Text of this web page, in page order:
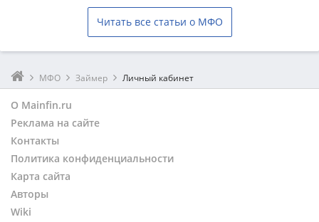
Читать все статьи о МФО
МФО Займер Личный кабинет
О Mainfin.ru
Реклама на сайте
Контакты
Политика конфиденциальности
Карта сайта
Авторы
Wiki